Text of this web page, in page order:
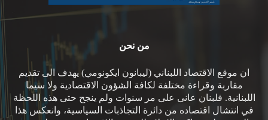
من نحن
ان موقع الاقتصاد اللبناني (ليبانون ايكونومي) يهدف الى تقديم
مقاربة وقراءة مختلفة لكافة الشؤون الاقتصادية ولا سيما
اللبنانية. فلبنان عانى على مر سنوات ولم ينجح حتى هذه اللحظة
في انتشال اقتصاده من دائرة التجاذبات السياسية، وانعكس هذا